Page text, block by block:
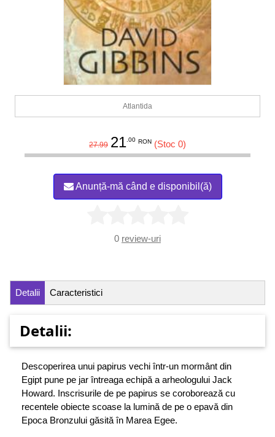
Atlantida
27.99 21.00 RON (Stoc 0)
Anunță-mă când e disponibil(ă)
0 review-uri
Detalii Caracteristici
Detalii:
Descoperirea unui papirus vechi într-un mormânt din
Egipt pune pe jar întreaga echipă a arheologului Jack
Howard. Inscrisurile de pe papirus se coroborează cu
recentele obiecte scoase la lumină de pe o epavă din
Epoca Bronzului găsită în Marea Egee.